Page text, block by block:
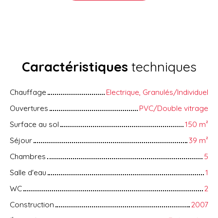
Caractéristiques techniques
Chauffage
Electrique, Granulés/Individuel
Ouvertures
PVC/Double vitrage
Surface au sol
150 m²
Séjour
39 m²
Chambres
5
Salle d'eau
1
WC
2
Construction
2007